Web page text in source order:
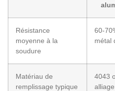
Résistance
moyenne à la
soudure
60-
métal
Matériau de
remplissage typique
4043
alliage